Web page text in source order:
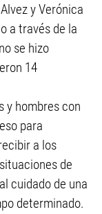
y Verónica
a través de la
se hizo
14
y hombres con
para
a los
de
cuidado de una
determinado.